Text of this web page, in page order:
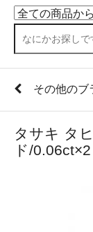
その他のブ
タサキ タ
ド/